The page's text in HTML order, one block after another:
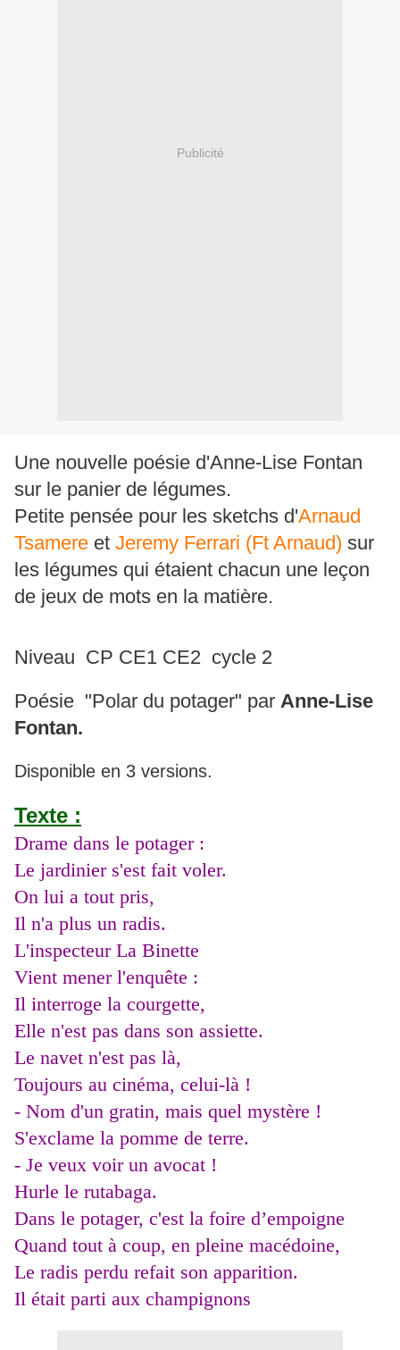
Publicité
Une nouvelle poésie d'Anne-Lise Fontan
sur le panier de légumes.
Petite pensée pour les sketchs d'Arnaud
Tsamere et Jeremy Ferrari (Ft Arnaud) sur
les légumes qui étaient chacun une leçon
de jeux de mots en la matière.
Niveau CP CE1 CE2 cycle 2
Poésie "Polar du potager" par Anne-Lise
Fontan.
Disponible en 3 versions.
Texte :
Drame dans le potager :
Le jardinier s'est fait voler.
On lui a tout pris,
Il n'a plus un radis.
L'inspecteur La Binette
Vient mener l'enquête :
Il interroge la courgette,
Elle n'est pas dans son assiette.
Le navet n'est pas là,
Toujours au cinéma, celui-là !
- Nom d'un gratin, mais quel mystère !
S'exclame la pomme de terre.
- Je veux voir un avocat !
Hurle le rutabaga.
Dans le potager, c'est la foire d’empoigne
Quand tout à coup, en pleine macédoine,
Le radis perdu refait son apparition.
Il était parti aux champignons